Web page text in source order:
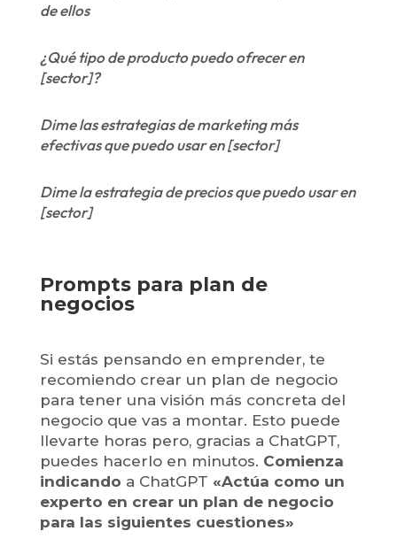
de ellos
¿Qué tipo de producto puedo ofrecer en
[sector]?
Dime las estrategias de marketing más
efectivas que puedo usar en [sector]
Dime la estrategia de precios que puedo usar en
[sector]
Prompts para plan de
negocios
Si estás pensando en emprender, te
recomiendo crear un plan de negocio
para tener una visión más concreta del
negocio que vas a montar. Esto puede
llevarte horas pero, gracias a ChatGPT,
puedes hacerlo en minutos. Comienza
indicando a ChatGPT «Actúa como un
experto en crear un plan de negocio
para las siguientes cuestiones»